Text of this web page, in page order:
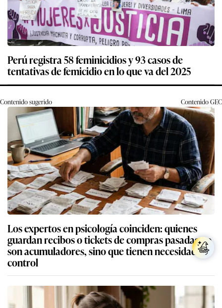
Perú registra 58 feminicidios y 93 casos de
tentativas de femicidio en lo que va del 2025
Contenido sugerido ContenidoGEC
Los expertos en psicología coinciden: quienes
guardan recibos o tickets de compras pasadas no
son acumuladores, sino que tienen necesidad de
control